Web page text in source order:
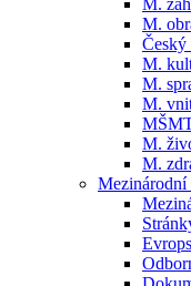
M.
M.
Český
M.
M.
M.
M.
M.
Mezinárodní